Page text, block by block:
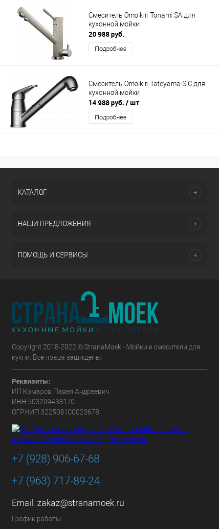
Смеситель Omoikiri Tonami SA для
кухонной мойки
20 988 руб.
Подробнее
Смеситель Omoikiri Tateyama-S C для
кухонной мойки
14 988 руб. / шт
Подробнее
КАТАЛОГ
НАШИ ПРЕДЛОЖЕНИЯ
ПОМОЩЬ И СЕРВИСЫ
Copyright 2018-2022 © StranaMoek - Мойки и смесители для
кухни. Все права защищены.
Реквизиты:
ИП Комаров Павел Андреевич
ИНН 503209438170
ОГРНИП 322508100023678
+7 (928) 906-67-68
+7 (963) 717-89-24
Email: zakaz@stranamoek.ru
График работы